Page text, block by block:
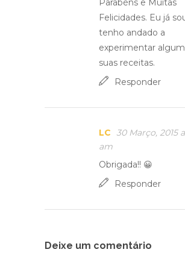
Parabéns e Muitas
Felicidades. Eu já
tenho andado a
experimentar
suas receitas.
Responder
LC
30 Março, 2015
am
Obrigada!! 😀
Responder
Deixe um comentário